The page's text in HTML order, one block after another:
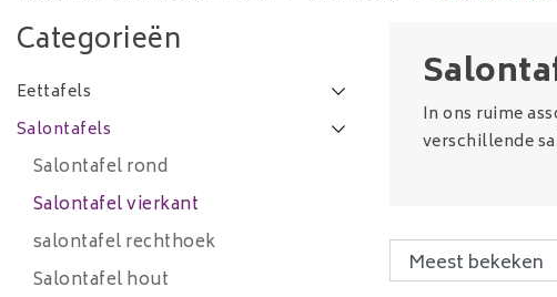
Categorieën
Eettafels
Salontafels
Salontafel rond
Salontafel vierkant
salontafel rechthoek
Salontafel hout
In ons ruime
verschillende